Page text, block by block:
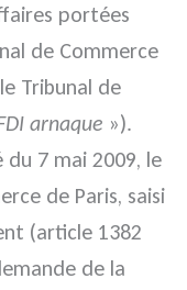
portées
de Commerce
Tribunal de
arnaque »).
7 mai 2009, le
de Paris, saisi
(article 1382
de la